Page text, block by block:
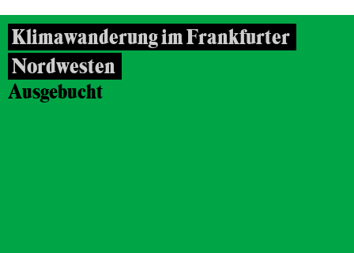
Klimawanderung im Frankfurter
Nordwesten
Ausgebucht